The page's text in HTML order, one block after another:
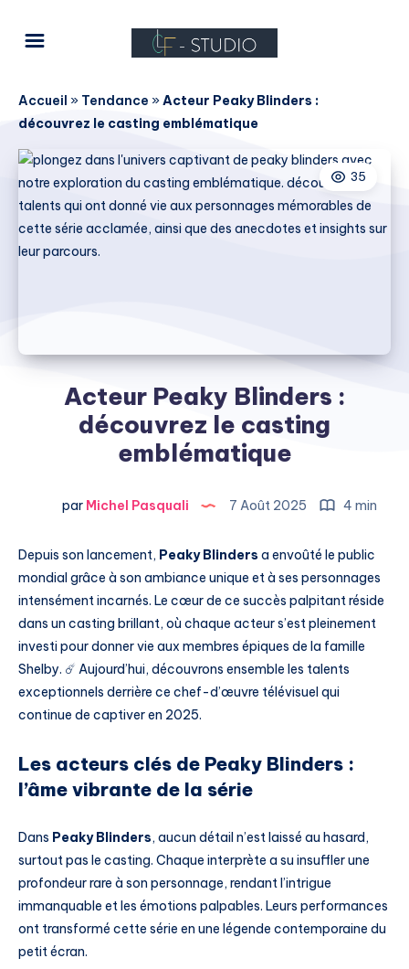
Accueil » Tendance »Acteur Peaky Blinders :
découvrez le casting emblématique
35
Acteur Peaky Blinders :
découvrez le casting
emblématique
par Michel Pasquali 7 Août 2025 4 min
Depuis son lancement, Peaky Blinders a envoûté le public
mondial grâce à son ambiance unique et à ses personnages
intensément incarnés. Le cœur de ce succès palpitant réside
dans un casting brillant, où chaque acteur s’est pleinement
investi pour donner vie aux membres épiques de la famille
Shelby. ☄️ Aujourd’hui, découvrons ensemble les talents
exceptionnels derrière ce chef-d’œuvre télévisuel qui
continue de captiver en 2025.
Les acteurs clés de Peaky Blinders :
l’âme vibrante de la série
Dans Peaky Blinders, aucun détail n’est laissé au hasard,
surtout pas le casting. Chaque interprète a su insuffler une
profondeur rare à son personnage, rendant l’intrigue
immanquable et les émotions palpables. Leurs performances
ont transformé cette série en une légende contemporaine du
petit écran.